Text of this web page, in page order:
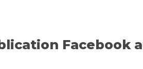
Facebook